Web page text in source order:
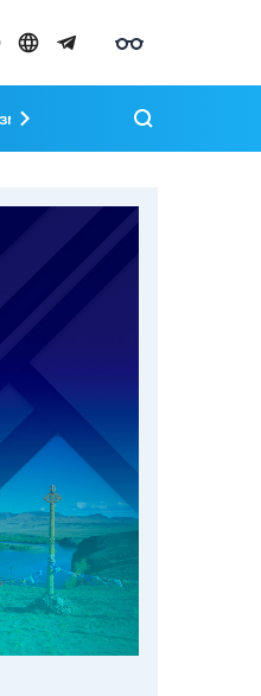
Развитие Тувы